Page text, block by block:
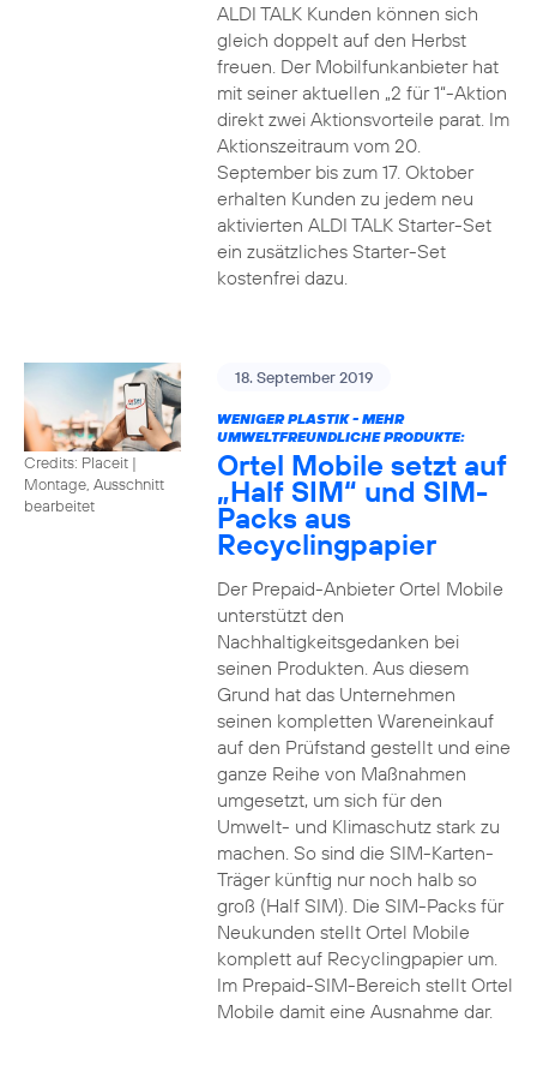
ALDI TALK Kunden können sich
gleich doppelt auf den Herbst
freuen. Der Mobilfunkanbieter hat
mit seiner aktuellen „2 für 1“-Aktion
direkt zwei Aktionsvorteile parat. Im
Aktionszeitraum vom 20.
September bis zum 17. Oktober
erhalten Kunden zu jedem neu
aktivierten ALDI TALK Starter-Set
ein zusätzliches Starter-Set
kostenfrei dazu.
Credits: Placeit |
Montage, Ausschnitt
bearbeitet
18. September 2019
WENIGER PLASTIK - MEHR
UMWELTFREUNDLICHE PRODUKTE:
Ortel Mobile setzt auf
„Half SIM“ und SIM-
Packs aus
Recyclingpapier
Der Prepaid-Anbieter Ortel Mobile
unterstützt den
Nachhaltigkeitsgedanken bei
seinen Produkten. Aus diesem
Grund hat das Unternehmen
seinen kompletten Wareneinkauf
auf den Prüfstand gestellt und eine
ganze Reihe von Maßnahmen
umgesetzt, um sich für den
Umwelt- und Klimaschutz stark zu
machen. So sind die SIM-Karten-
Träger künftig nur noch halb so
groß (Half SIM). Die SIM-Packs für
Neukunden stellt Ortel Mobile
komplett auf Recyclingpapier um.
Im Prepaid-SIM-Bereich stellt Ortel
Mobile damit eine Ausnahme dar.